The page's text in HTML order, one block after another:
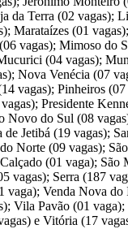
da Terra (02 vagas);
Marataízes (01
vagas); Mimoso do
(04 vagas);
Nova Venécia (07
vagas); Pinheiros
Presidente
Novo do Sul (08
Jetibá (19 vagas);
Norte (09 vagas);
(01 vaga); São
vagas); Serra (187
vaga); Venda Nova do
Vila Pavão (01
e Vitória (17